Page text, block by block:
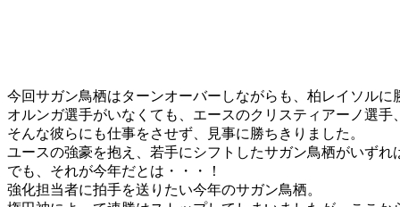
今回サガン鳥栖はターンオーバーしながらも、柏レイソルに
オルンガ選手がいなくても、エースのクリスティアーノ選
そんな彼らにも仕事をさせず、見事に勝ちきりました。
ユースの強豪を抱え、若手にシフトしたサガン鳥栖がいずれ
でも、それが今年だとは・・・！
強化担当者に拍手を送りたい今年のサガン鳥栖。